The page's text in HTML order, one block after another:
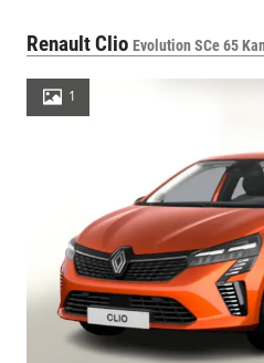
Renault Clio Evolution SCe 65
1